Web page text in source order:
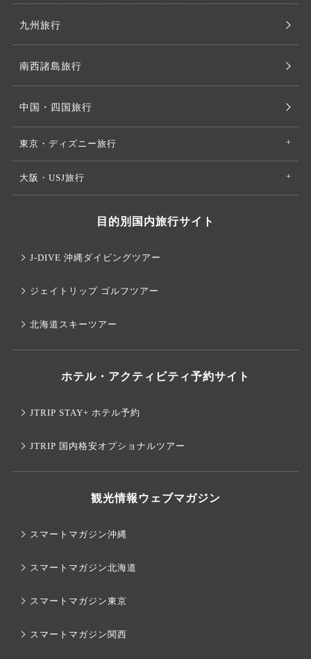
九州旅行
南西諸島旅行
中国・四国旅行
東京・ディズニー旅行
大阪・USJ旅行
目的別国内旅行サイト
J-DIVE 沖縄ダイビングツアー
ジェイトリップ ゴルフツアー
北海道スキーツアー
ホテル・アクティビティ予約サイト
JTRIP STAY+ ホテル予約
JTRIP 国内格安オプショナルツアー
観光情報ウェブマガジン
スマートマガジン沖縄
スマートマガジン北海道
スマートマガジン東京
スマートマガジン関西